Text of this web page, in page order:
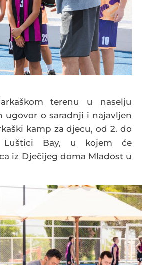
terenu u naselju
ugovor o saradnji i najavljen
kamp za djecu, od 2. do
Bay, u kojem će
iz Dječijeg doma Mladost u